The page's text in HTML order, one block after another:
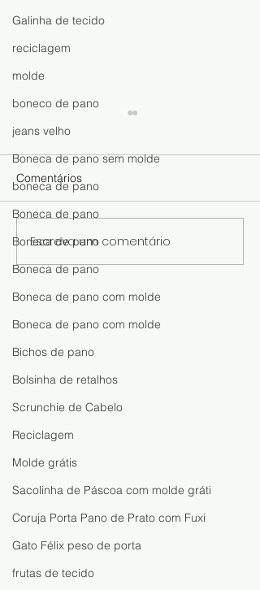
Galinha de tecido
reciclagem
molde
boneco de pano
jeans velho
Boneca de pano sem molde
boneca de pano
Boneca de pano
Boneca de pano
Boneca de pano
Boneca de pano com molde
Boneca de pano com molde
Bichos de pano
Bolsinha de retalhos
Scrunchie de Cabelo
Reciclagem
Molde grátis
Sacolinha de Páscoa com molde gráti
Coruja Porta Pano de Prato com Fuxi
Gato Félix peso de porta
frutas de tecido
Boneca de Meia Fácil de
Fazer: Aprenda o Passo a
Passo e Descubra Como
Lucrar com Artesanato
Comentários
Escreva um comentário